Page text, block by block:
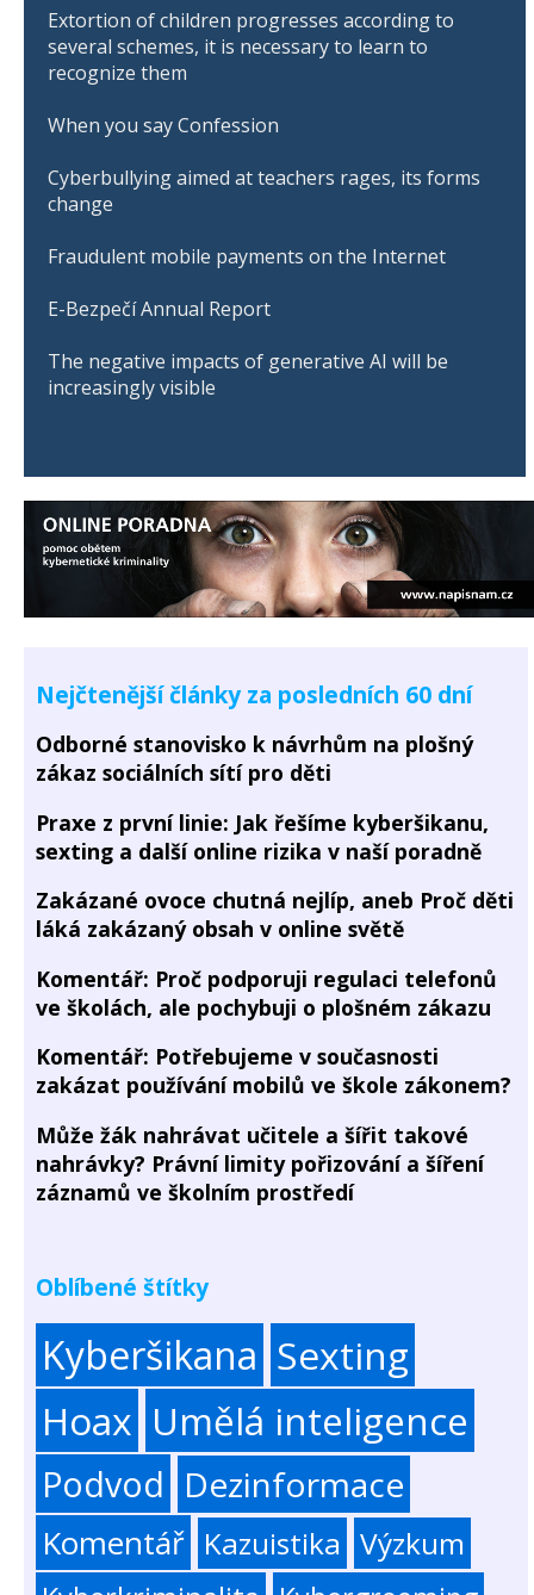
Extortion of children progresses according to
several schemes, it is necessary to learn to
recognize them
When you say Confession
Cyberbullying aimed at teachers rages, its forms
change
Fraudulent mobile payments on the Internet
E-Bezpečí Annual Report
The negative impacts of generative AI will be
increasingly visible
Nejčtenější články za posledních 60 dní
Odborné stanovisko k návrhům na plošný
zákaz sociálních sítí pro děti
Praxe z první linie: Jak řešíme kyberšikanu,
sexting a další online rizika v naší poradně
Zakázané ovoce chutná nejlíp, aneb Proč děti
láká zakázaný obsah v online světě
Komentář: Proč podporuji regulaci telefonů
ve školách, ale pochybuji o plošném zákazu
Komentář: Potřebujeme v současnosti
zakázat používání mobilů ve škole zákonem?
Může žák nahrávat učitele a šířit takové
nahrávky? Právní limity pořizování a šíření
záznamů ve školním prostředí
Oblíbené štítky
Kyberšikana Sexting
Hoax Umělá inteligence
Podvod Dezinformace
Komentář Kazuistika Výzkum